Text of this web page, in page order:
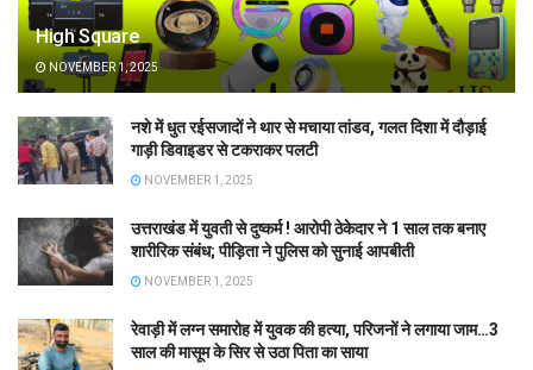
High Square
NOVEMBER 1, 2025
नशे में धुत रईसजादों ने थार से मचाया तांडव, गलत दिशा में दौड़ाई
गाड़ी डिवाइडर से टकराकर पलटी
NOVEMBER 1, 2025
उत्तराखंड में युवती से दुष्कर्म ! आरोपी ठेकेदार ने 1 साल तक बनाए
शारीरिक संबंध; पीड़िता ने पुलिस को सुनाई आपबीती
NOVEMBER 1, 2025
रेवाड़ी में लग्न समारोह में युवक की हत्या, परिजनों ने लगाया जाम…3
साल की मासूम के सिर से उठा पिता का साया